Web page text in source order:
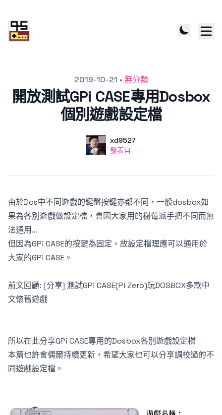
2019-10-21 • 無分類
開放測試GPi CASE專用Dosbox
個別遊戲設定檔
使用者
xd9527
發表自
發表自
由於Dos中不同遊戲的鍵盤按鍵亦都不同，一般dosbox如
果為各別遊戲做設定檔，會因大家用的樹莓派手把不同而無
法通用...
但因為GPi CASE的按鍵為固定，故設定檔理應可以通用於
大家的GPi CASE。
前文回顧: [分享] 測試GPi CASE(Pi Zero)玩DOSBOX多款中
文懷舊遊戲
所以在此分享GPi CASE專用的Dosbox各別遊戲設定檔
本篇也許會偶爾持續更新，希望大家也可以分享調校過的不
同遊戲設定檔。